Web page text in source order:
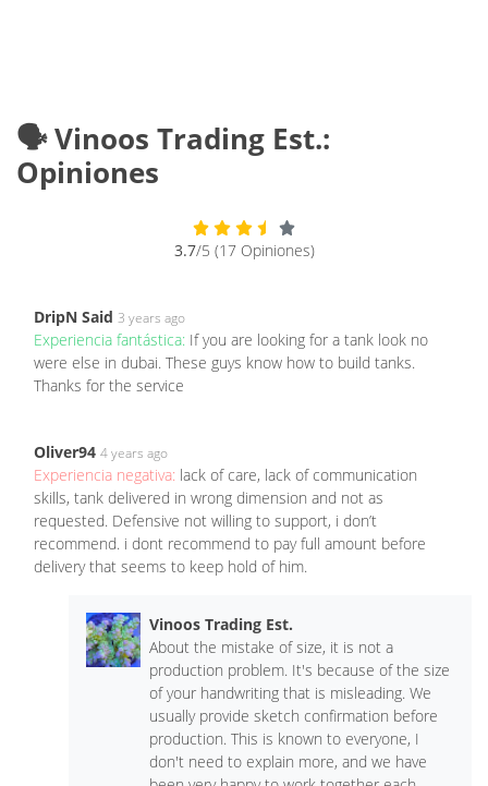
🗣️ Vinoos Trading Est.:
Opiniones
3.7/5 (17 Opiniones)
DripN Said 3 years ago
Experiencia fantástica: If you are looking for a tank look no
were else in dubai. These guys know how to build tanks.
Thanks for the service
Oliver94 4 years ago
Experiencia negativa: lack of care, lack of communication
skills, tank delivered in wrong dimension and not as
requested. Defensive not willing to support, i don’t
recommend. i dont recommend to pay full amount before
delivery that seems to keep hold of him.
Vinoos Trading Est.
About the mistake of size, it is not a
production problem. It's because of the size
of your handwriting that is misleading. We
usually provide sketch confirmation before
production. This is known to everyone, I
don't need to explain more, and we have